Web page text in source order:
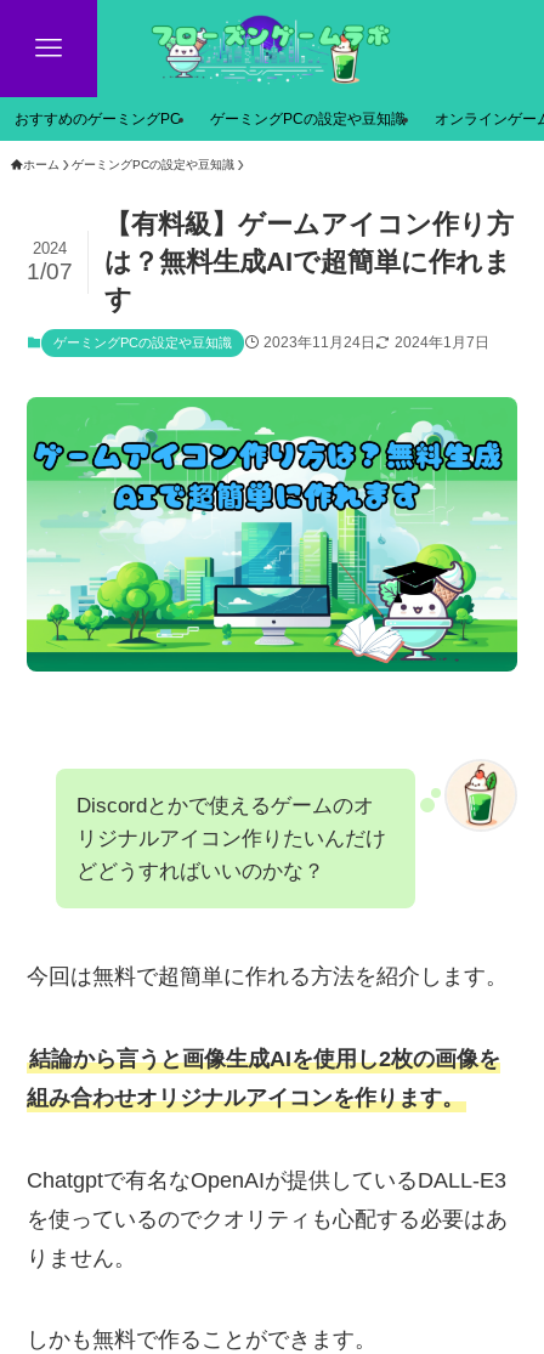
おすすめのゲーミングPC ゲーミングPCの設定や豆知識 オンラインゲー
ホーム ゲーミングPCの設定や豆知識
【有料級】ゲームアイコン作り方
は？無料生成AIで超簡単に作れま
す
2024
1/07
ゲーミングPCの設定や豆知識 2023年11月24日 2024年1月7日
Discordとかで使えるゲームのオ
リジナルアイコン作りたいんだけ
どどうすればいいのかな？
今回は無料で超簡単に作れる方法を紹介します。
結論から言うと画像生成AIを使用し2枚の画像を
組み合わせオリジナルアイコンを作ります。
Chatgptで有名なOpenAIが提供しているDALL-E3
を使っているのでクオリティも心配する必要はあ
りません。
しかも無料で作ることができます。